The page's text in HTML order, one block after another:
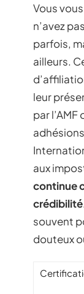
Vous
n’avez
parfois,
ailleurs.
leur
par l’AMF
aux
continue
crédibilité
souvent
douteux